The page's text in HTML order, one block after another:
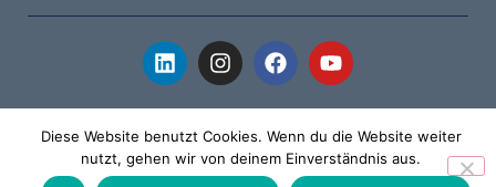
Diese Website benutzt Cookies. Wenn du die Website weiter
nutzt, gehen wir von deinem Einverständnis aus.